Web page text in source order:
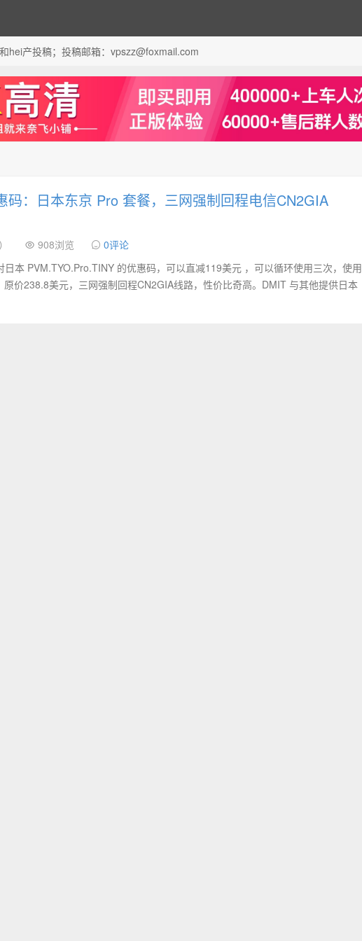
hei产投稿；投稿邮箱：vpszz@foxmail.com
码：日本东京 Pro 套餐，三网强制回程电信CN2GIA
908浏览
0评论
日本 PVM.TYO.Pro.TINY 的优惠码，可以直减119美元 ，可以循环使用三次，使用
价238.8美元，三网强制回程CN2GIA线路，性价比奇高。DMIT 与其他提供日本